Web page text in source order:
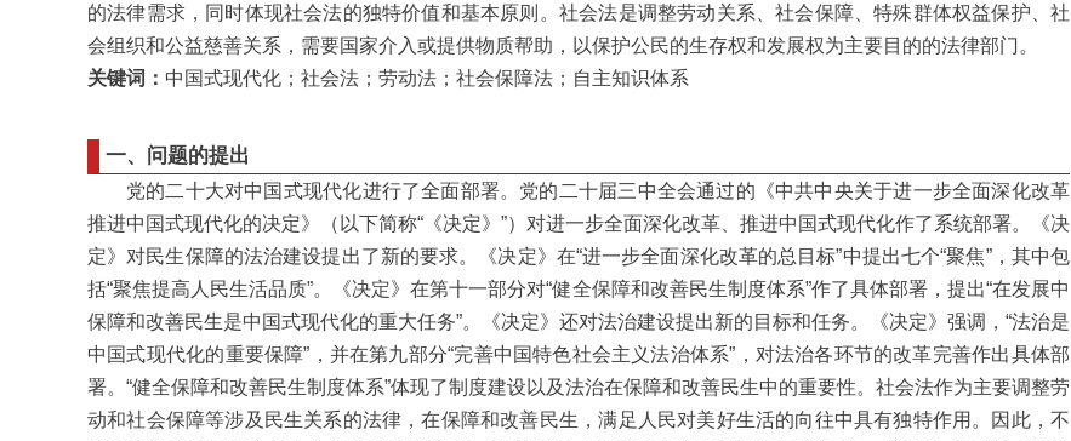
的法律需求，同时体现社会法的独特价值和基本原则。社会法是调整劳动关系、社会保障、特殊群体权益保护、社
会组织和公益慈善关系，需要国家介入或提供物质帮助，以保护公民的生存权和发展权为主要目的的法律部门。
关键词： 中国式现代化；社会法；劳动法；社会保障法；自主知识体系
一、问题的提出
党的二十大对中国式现代化进行了全面部署。党的二十届三中全会通过的《中共中央关于进一步全面深化改革
推进中国式现代化的决定》（以下简称“《决定》”）对进一步全面深化改革、推进中国式现代化作了系统部署。《决
定》对民生保障的法治建设提出了新的要求。《决定》在“进一步全面深化改革的总目标”中提出七个“聚焦”，其中包
括“聚焦提高人民生活品质”。《决定》在第十一部分对“健全保障和改善民生制度体系”作了具体部署，提出“在发展中
保障和改善民生是中国式现代化的重大任务”。《决定》还对法治建设提出新的目标和任务。《决定》强调，“法治是
中国式现代化的重要保障”，并在第九部分“完善中国特色社会主义法治体系”，对法治各环节的改革完善作出具体部
署。“健全保障和改善民生制度体系”体现了制度建设以及法治在保障和改善民生中的重要性。社会法作为主要调整劳
动和社会保障等涉及民生关系的法律，在保障和改善民生，满足人民对美好生活的向往中具有独特作用。因此，不